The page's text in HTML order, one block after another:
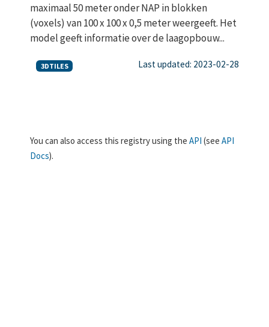
maximaal 50 meter onder NAP in blokken
(voxels) van 100 x 100 x 0,5 meter weergeeft. Het
model geeft informatie over de laagopbouw...
3DTILES Last updated: 2023-02-28
You can also access this registry using the API (see API
Docs).